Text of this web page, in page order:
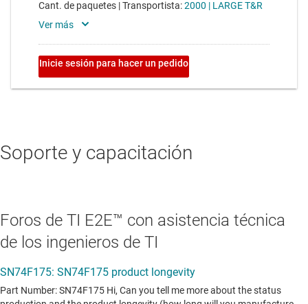
Soporte y capacitación
Foros de TI E2E™ con asistencia técnica
de los ingenieros de TI